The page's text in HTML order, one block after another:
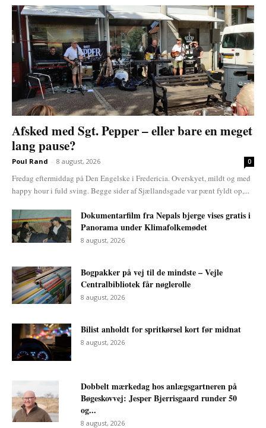
Afsked med Sgt. Pepper – eller bare en meget
lang pause?
Poul Rand - 8 august, 2026 0
Fredag eftermiddag på Den Engelske i Fredericia. Overskyet, mildt og med
happy hour i fuld sving. Begge sider af Sjællandsgade var pænt fyldt op,...
Dokumentarfilm fra Nepals bjerge vises gratis i
Panorama under Klimafolkemødet
8 august, 2026
Bogpakker på vej til de mindste – Vejle
Centralbibliotek får nøglerolle
8 august, 2026
Bilist anholdt for spritkørsel kort før midnat
8 august, 2026
Dobbelt mærkedag hos anlægsgartneren på
Bøgeskovvej: Jesper Bjerrisgaard runder 50
og...
8 august, 2026